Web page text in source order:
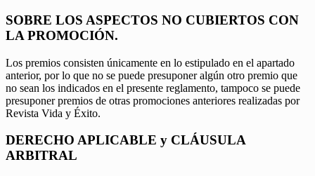
SOBRE LOS ASPECTOS NO CUBIERTOS CON
LA PROMOCIÓN.
Los premios consisten únicamente en lo estipulado en el apartado
anterior, por lo que no se puede presuponer algún otro premio que
no sean los indicados en el presente reglamento, tampoco se puede
presuponer premios de otras promociones anteriores realizadas por
Revista Vida y Éxito.
DERECHO APLICABLE y CLÁUSULA
ARBITRAL